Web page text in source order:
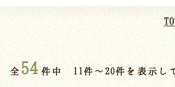
全54 件中 11件～20件を表示し
ご宿泊プラン